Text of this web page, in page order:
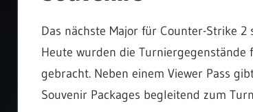
Das nächste Major für Counter-Strike
Heute wurden die Turniergegenstände
gebracht. Neben einem Viewer Pass
Souvenir Packages begleitend zum